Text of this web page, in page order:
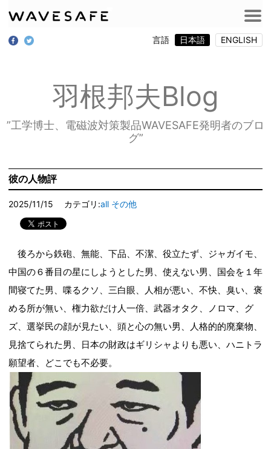
言語 日本語 ENGLISH
羽根邦夫Blog
”工学博士、電磁波対策製品WAVESAFE発明者のブロ
グ”
彼の人物評
2025/11/15 カテゴリ:all その他
後ろから鉄砲、無能、下品、不潔、役立たず、ジャガイモ、
中国の６番目の星にしようとした男、使えない男、国会を１年
間寝てた男、喋るクソ、三白眼、人相が悪い、不快、臭い、褒
める所が無い、権力欲だけ人一倍、武器オタク、ノロマ、グ
ズ、選挙民の顔が見たい、頭と心の無い男、人格的的廃棄物、
見捨てられた男、日本の財政はギリシャよりも悪い、ハニトラ
願望者、どこでも不必要。